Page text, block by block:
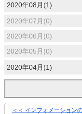
2020年08月(1)
2020年07月(0)
2020年06月(0)
2020年05月(0)
2020年04月(1)
＜＜ インフォメーション